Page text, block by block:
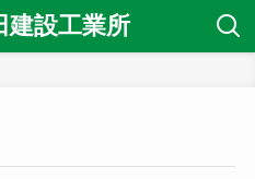
建設工業所